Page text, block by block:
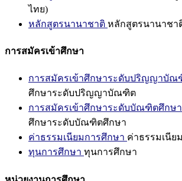
ไทย)
หลักสูตรนานาชาติ หลักสูตรนานาชา
การสมัครเข้าศึกษา
การสมัครเข้าศึกษาระดับปริญญาบัณ
ศึกษาระดับปริญญาบัณฑิต
การสมัครเข้าศึกษาระดับบัณฑิตศึกษา
ศึกษาระดับบัณฑิตศึกษา
ค่าธรรมเนียมการศึกษา ค่าธรรมเนีย
ทุนการศึกษา ทุนการศึกษา